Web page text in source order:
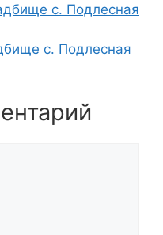
с. Подлесная
с. Подлесная